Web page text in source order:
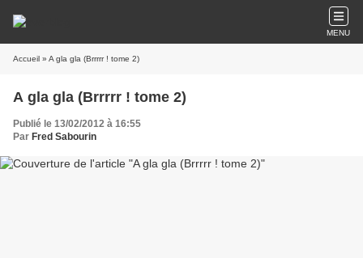
MENU
Accueil » A gla gla (Brrrrr ! tome 2)
A gla gla (Brrrrr ! tome 2)
Publié le 13/02/2012 à 16:55
Par Fred Sabourin